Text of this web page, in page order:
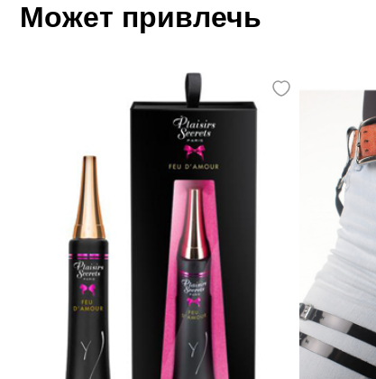
Может привлечь